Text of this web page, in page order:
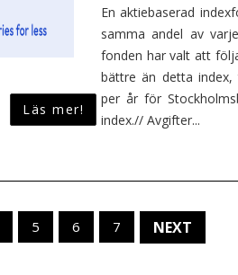
En aktiebaserad
samma andel av
fonden har valt att
bättre än detta
per år för
index.// Avgifter...
Läs mer!
5 6 7 NEXT